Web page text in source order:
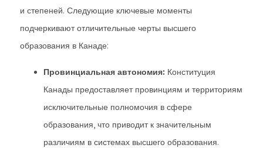
и степеней. Следующие ключевые моменты
подчеркивают отличительные черты высшего
образования в Канаде:
Провинциальная автономия: Конституция
Канады предоставляет провинциям и территориям
исключительные полномочия в сфере
образования, что приводит к значительным
различиям в системах высшего образования.